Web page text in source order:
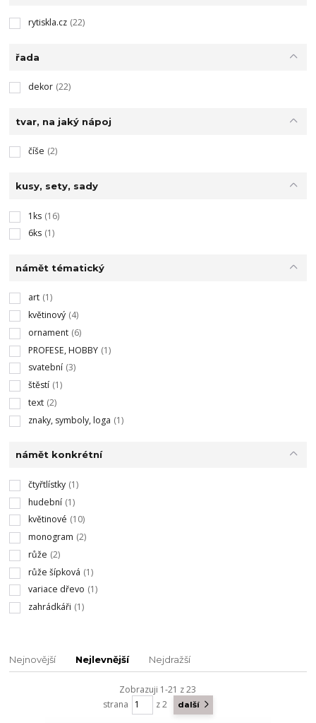
rytiskla.cz (22)
řada
dekor (22)
tvar, na jaký nápoj
číše (2)
kusy, sety, sady
1ks (16)
6ks (1)
námět tématický
art (1)
květinový (4)
ornament (6)
PROFESE, HOBBY (1)
svatební (3)
štěstí (1)
text (2)
znaky, symboly, loga (1)
námět konkrétní
čtyřtlístky (1)
hudební (1)
květinové (10)
monogram (2)
růže (2)
růže šípková (1)
variace dřevo (1)
zahrádkáři (1)
Nejnovější Nejlevnější Nejdražší
Zobrazuji 1-21 z 23
strana
z 2 další